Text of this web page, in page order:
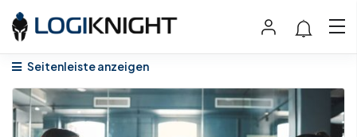
Seitenleiste anzeigen